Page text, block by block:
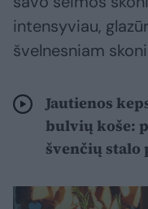
intensyviau,
švelnesniam
Jautienos
bulvių koše:
švenčių stalo